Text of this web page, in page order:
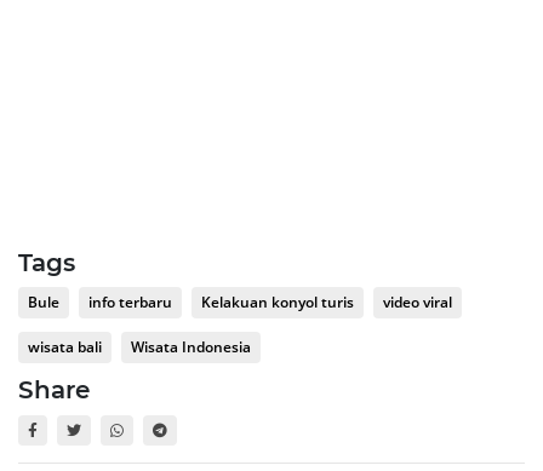
Tags
Bule info terbaru Kelakuan konyol turis video viral
wisata bali Wisata Indonesia
Share